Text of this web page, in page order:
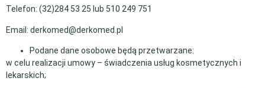
Telefon: (32)284 53 25 lub 510 249 751
Email: derkomed@derkomed.pl
Podane dane osobowe będą przetwarzane:
w celu realizacji umowy – świadczenia usług kosmetycznych i
lekarskich;